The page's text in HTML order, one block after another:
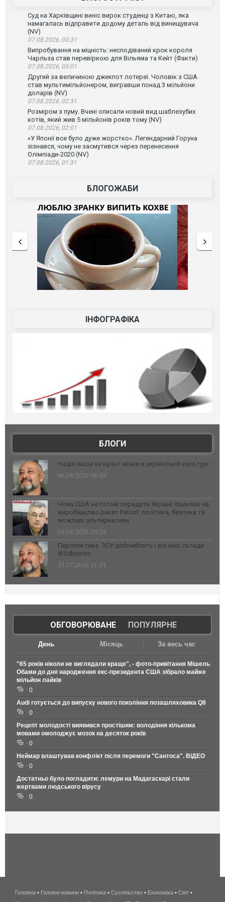
Суд на Харківщині виніс вирок студенці з Китаю, яка
намагалась відправити додому деталь від винищувача
(NV)
07.08.2026, 03:31
Випробування на міцність: несподіваний крок короля
Чарльза став перевіркою для Вільяма та Кейт (Факти)
07.08.2026, 03:01
Другий за величиною джекпот лотереї. Чоловік з США
став мультимільйонером, вигравши понад 3 мільйони
доларів (NV)
07.08.2026, 02:31
Розміром з пуму. Вчені описали новий вид шаблезубих
котів, який жив 5 мільйонів років тому (NV)
07.08.2026, 02:01
«У Японії все було дуже жорстко». Легендарний Горуна
зізнався, чому не засмутився через перенесення
Олімпіади-2020 (NV)
07.08.2026, 01:31
БЛОГОЖАБИ
ІНФОГРАФІКА
БЛОГИ
Надія лише на культ жінки в українській культурі
06.08.2026 08:49
Чому США не готові передати Україні ліцензію на
виробництво ракет Patriot: політика, безпека та
можливі альтернативи
03.08.2026 20:24
Перспектива: ЗСУ добомблять і всі інші склади
Wildberries
23.07.2026 11:31
ОБГОВОРЮВАНЕ| ПОПУЛЯРНЕ
День Місяць За весь час
"65 років ніколи не виглядали краще", - фото-привітання Мішель
Обами до дня народження екс-президента США зібрало майже
мільйон лайків
0
Audi готується до випуску нового покоління позашляховика Q8
0
Рецепт молодості виявився простішим: володіння кількома
мовами омолоджує мозок на десяток років
0
Неймар влаштував конфлікт після перемоги "Сантоса". ВІДЕО
0
Достатньо було погладити: лемури на Мадагаскарі стали
жертвами людського вірусу
0
беспроводной
Головна • Головні новини • Політика • Суспільство • Економіка • Світ •